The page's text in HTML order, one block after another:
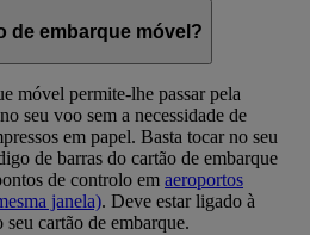
de embarque móvel?
móvel permite-lhe passar pela
seu voo sem a necessidade de
em papel. Basta tocar no seu
de barras do cartão de embarque
de controlo em aeroportos
janela). Deve estar ligado à
cartão de embarque.